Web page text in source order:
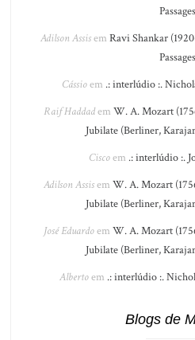
Passages
Adilson Assisem Ravi Shankar
Passages
Cássioem .: interlúdio :.
Raif Haddadem W. A. Mozart
Jubilate (Berliner,
Ciscoem .: interlúdio :.
Adilson Assisem W. A. Mozart
Jubilate (Berliner,
José Eduardoem W. A. Mozart
Jubilate (Berliner,
Albertoem .: interlúdio :.
Blogs de